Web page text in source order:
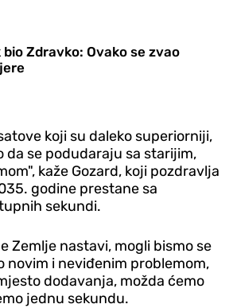
Zdravko: Ovako se zvao
koji su daleko superiorniji,
da se podudaraju sa starijim,
kaže Gozard, koji pozdravlja
godine prestane sa
sekundi.
Zemlje nastavi, mogli bismo se
novim i neviđenim problemom,
dodavanja, možda ćemo
jednu sekundu.